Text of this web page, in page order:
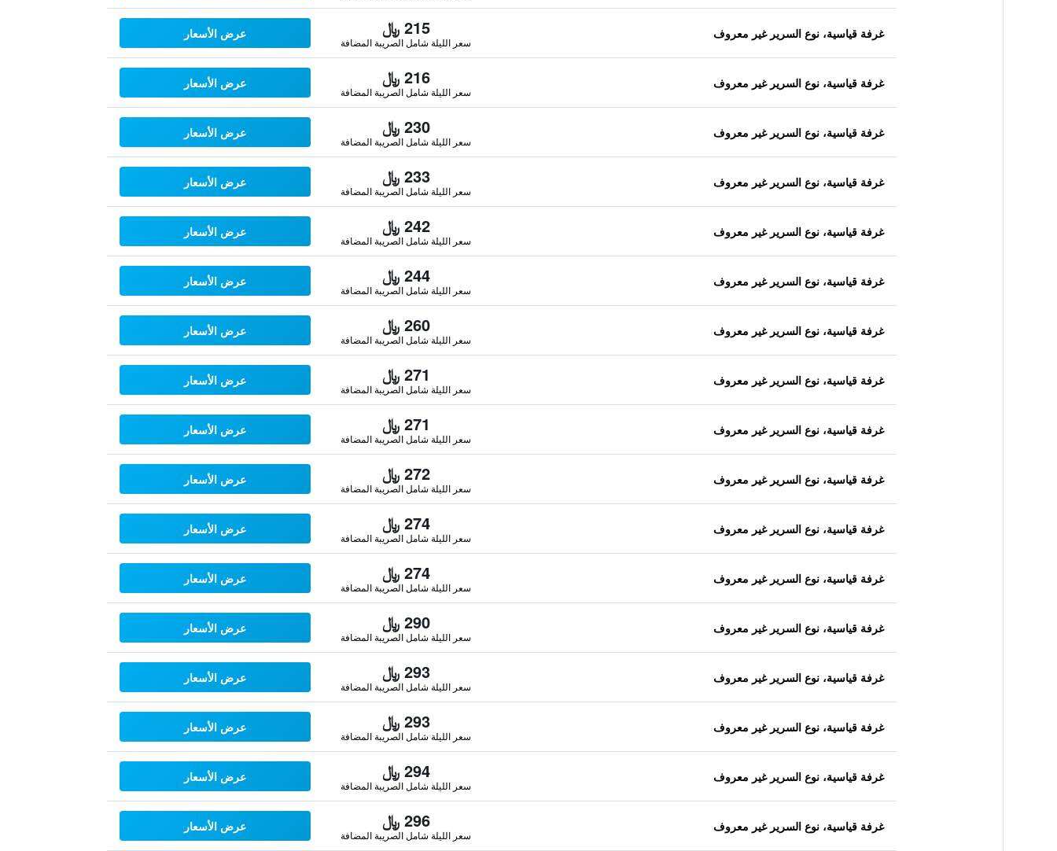
غرفة قياسية، نوع السرير غير معروف 215 ﷼
سعر الليلة شامل الصريبة المضافة
عرض الأسعار
غرفة قياسية، نوع السرير غير معروف 216 ﷼
سعر الليلة شامل الصريبة المضافة
عرض الأسعار
غرفة قياسية، نوع السرير غير معروف 230 ﷼
سعر الليلة شامل الصريبة المضافة
عرض الأسعار
غرفة قياسية، نوع السرير غير معروف 233 ﷼
سعر الليلة شامل الصريبة المضافة
عرض الأسعار
غرفة قياسية، نوع السرير غير معروف 242 ﷼
سعر الليلة شامل الصريبة المضافة
عرض الأسعار
غرفة قياسية، نوع السرير غير معروف 244 ﷼
سعر الليلة شامل الصريبة المضافة
عرض الأسعار
غرفة قياسية، نوع السرير غير معروف 260 ﷼
سعر الليلة شامل الصريبة المضافة
عرض الأسعار
غرفة قياسية، نوع السرير غير معروف 271 ﷼
سعر الليلة شامل الصريبة المضافة
عرض الأسعار
غرفة قياسية، نوع السرير غير معروف 271 ﷼
سعر الليلة شامل الصريبة المضافة
عرض الأسعار
غرفة قياسية، نوع السرير غير معروف 272 ﷼
سعر الليلة شامل الصريبة المضافة
عرض الأسعار
غرفة قياسية، نوع السرير غير معروف 274 ﷼
سعر الليلة شامل الصريبة المضافة
عرض الأسعار
غرفة قياسية، نوع السرير غير معروف 274 ﷼
سعر الليلة شامل الصريبة المضافة
عرض الأسعار
غرفة قياسية، نوع السرير غير معروف 290 ﷼
سعر الليلة شامل الصريبة المضافة
عرض الأسعار
غرفة قياسية، نوع السرير غير معروف 293 ﷼
سعر الليلة شامل الصريبة المضافة
عرض الأسعار
غرفة قياسية، نوع السرير غير معروف 293 ﷼
سعر الليلة شامل الصريبة المضافة
عرض الأسعار
غرفة قياسية، نوع السرير غير معروف 294 ﷼
سعر الليلة شامل الصريبة المضافة
عرض الأسعار
غرفة قياسية، نوع السرير غير معروف 296 ﷼
سعر الليلة شامل الصريبة المضافة
عرض الأسعار